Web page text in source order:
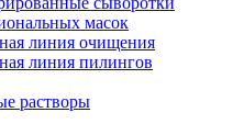
масок
линия очищения
линия пилингов
растворы